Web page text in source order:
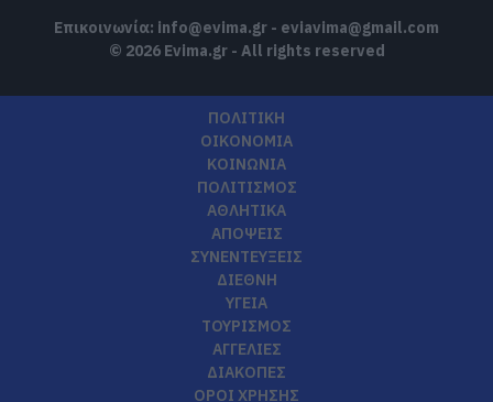
Επικοινωνία: info@evima.gr - eviavima@gmail.com
© 2026 Evima.gr - All rights reserved
ΠΟΛΙΤΙΚΗ
ΟΙΚΟΝΟΜΙΑ
ΚΟΙΝΩΝΙΑ
ΠΟΛΙΤΙΣΜΟΣ
ΑΘΛΗΤΙΚΑ
ΑΠΟΨΕΙΣ
ΣΥΝΕΝΤΕΥΞΕΙΣ
ΔΙΕΘΝΗ
ΥΓΕΙΑ
ΤΟΥΡΙΣΜΟΣ
ΑΓΓΕΛΙΕΣ
ΔΙΑΚΟΠΕΣ
ΟΡΟΙ ΧΡΗΣΗΣ